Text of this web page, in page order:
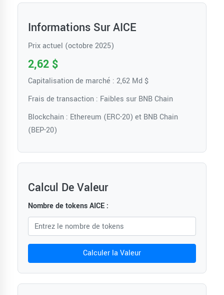
Informations Sur AICE
Prix actuel (octobre 2025)
2,62 $
Capitalisation de marché : 2,62 Md $
Frais de transaction : Faibles sur BNB Chain
Blockchain : Ethereum (ERC-20) et BNB Chain
(BEP-20)
Calcul De Valeur
Nombre de tokens AICE :
Calculer la Valeur